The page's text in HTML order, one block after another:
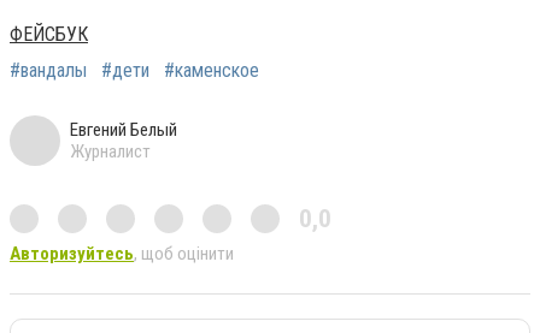
ФЕЙСБУК
#вандалы
#дети #каменское
Евгений Белый
Журналист
0,0
Авторизуйтесь, щоб оцінити